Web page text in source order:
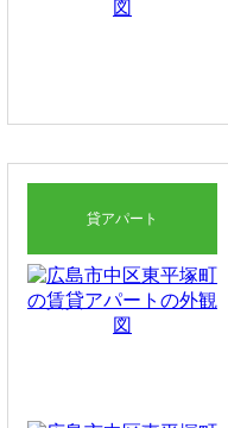
貸アパート